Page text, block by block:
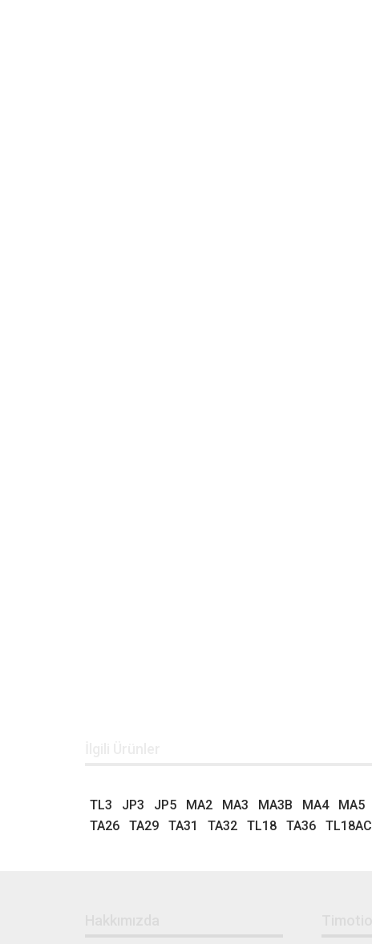
TL3 JP3 JP5 MA2 MA3 MA3B MA4 MA5
TA26
TA29 TA31 TA32 TL18 TA36 TL18AC